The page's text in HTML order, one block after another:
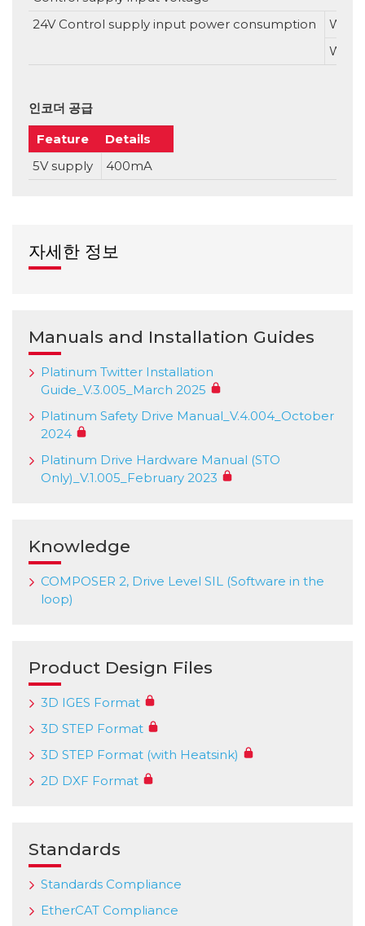
24V Control supply input power consumption
With
인코더 공급
Feature
Details
5V supply
400mA
자세한 정보
Manuals and Installation Guides
Platinum Twitter Installation
Guide_V.3.005_March 2025
Platinum Safety Drive Manual_V.4.004_October
2024
Platinum Drive Hardware Manual (STO
Only)_V.1.005_February 2023
Knowledge
COMPOSER 2, Drive Level SIL (Software in the
loop)
Product Design Files
3D IGES Format
3D STEP Format
3D STEP Format (with Heatsink)
2D DXF Format
Standards
Standards Compliance
EtherCAT Compliance